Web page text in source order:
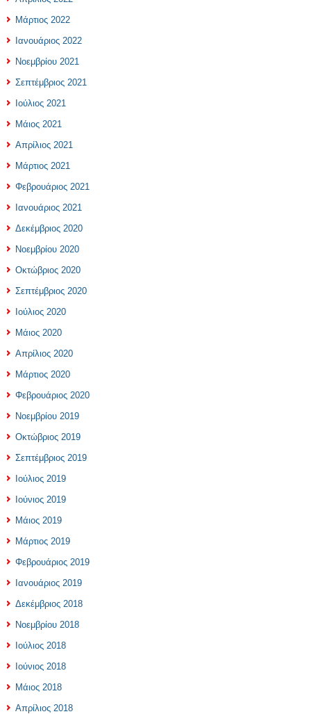
Μάρτιος 2022
Ιανουάριος 2022
Νοεμβρίου 2021
Σεπτέμβριος 2021
Ιούλιος 2021
Μάιος 2021
Απρίλιος 2021
Μάρτιος 2021
Φεβρουάριος 2021
Ιανουάριος 2021
Δεκέμβριος 2020
Νοεμβρίου 2020
Οκτώβριος 2020
Σεπτέμβριος 2020
Ιούλιος 2020
Μάιος 2020
Απρίλιος 2020
Μάρτιος 2020
Φεβρουάριος 2020
Νοεμβρίου 2019
Οκτώβριος 2019
Σεπτέμβριος 2019
Ιούλιος 2019
Ιούνιος 2019
Μάιος 2019
Μάρτιος 2019
Φεβρουάριος 2019
Ιανουάριος 2019
Δεκέμβριος 2018
Νοεμβρίου 2018
Ιούλιος 2018
Ιούνιος 2018
Μάιος 2018
Απρίλιος 2018